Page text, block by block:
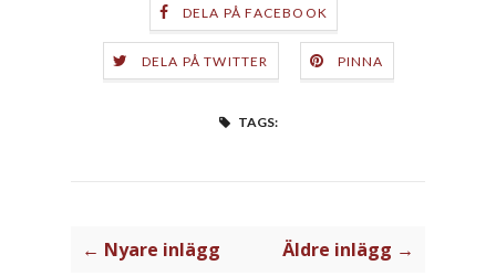
DELA PÅ FACEBOOK
DELA PÅ TWITTER PINNA
TAGS:
← Nyare inlägg Äldre inlägg →